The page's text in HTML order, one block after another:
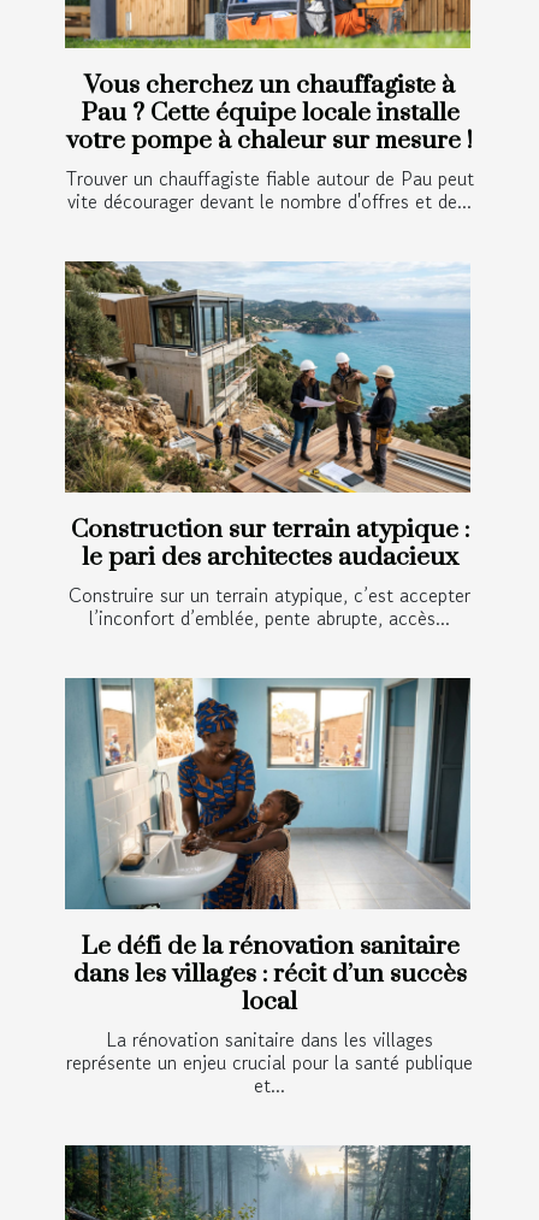
Vous cherchez un chauffagiste à
Pau ? Cette équipe locale installe
votre pompe à chaleur sur mesure !
Trouver un chauffagiste fiable autour de Pau peut
vite décourager devant le nombre d'offres et de...
Construction sur terrain atypique :
le pari des architectes audacieux
Construire sur un terrain atypique, c’est accepter
l’inconfort d’emblée, pente abrupte, accès...
Le défi de la rénovation sanitaire
dans les villages : récit d’un succès
local
La rénovation sanitaire dans les villages
représente un enjeu crucial pour la santé publique
et...